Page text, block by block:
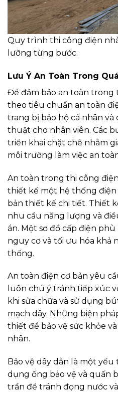
Quy trình thi công điện
lưỡng từng bước.
Lưu Ý An Toàn Trong
Để đảm bảo an toàn trong
theo tiêu chuẩn an toàn
trang bị bảo hộ cá nhân và
thuật cho nhân viên. Các
triển khai chặt chẽ nhằm
môi trường làm việc an
An toàn trong thi công
thiết kế một hệ thống điện
bản thiết kế chi tiết. Thiết
nhu cầu năng lượng và
án. Một sơ đồ cấp điện
nguy cơ và tối ưu hóa khả
thống.
An toàn điện cơ bản yêu
luôn chú ý tránh tiếp xúc
khi sửa chữa và sử dụng
mạch dây. Những biện
thiết để bảo vệ sức khỏe
nhân.
Bảo vệ dây dẫn là một
dụng ống bảo vệ và quấn
trần để tránh đọng nước